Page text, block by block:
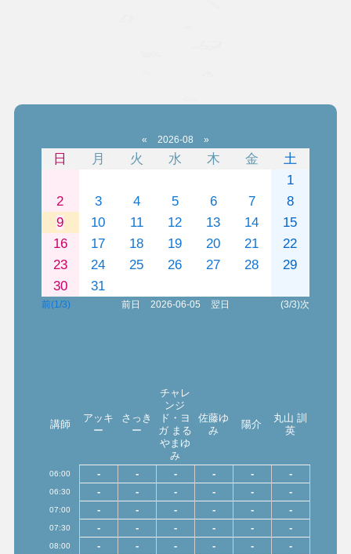
« 2026-08 »
日 月 火 水 木 金
土
1
2
3 4 5 6 7
8
9
10 11 12 13 14
15
16
17 18 19 20 21
22
23
24 25 26 27 28
29
30
31
前(1/3) 前日 2026-06-05 翌日 (3/3)次
講師
アッキ
ー
さっき
ー
チャレ
ンジ
ド・ヨ
ガ まる
やまゆ
み
佐藤ゆ
み
陽介
丸山 訓
英
06:00 - - - - - -
06:30 - - - - - -
07:00 - - - - - -
07:30 - - - - - -
08:00 - - - - - -